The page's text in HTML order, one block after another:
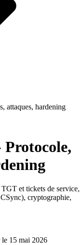
attaques, hardening
et tickets de service,
cryptographie,
le 15 mai 2026